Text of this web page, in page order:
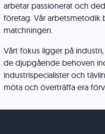
arbetar passionerat och
företag. Vår arbetsmetodik
matchningen.
Vårt fokus ligger på
de djupgående behoven
industrispecialister och
möta och överträffa era